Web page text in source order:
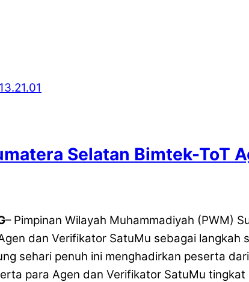
Selatan Bimtek-ToT
– Pimpinan Wilayah Muhammadiyah (PWM)
dan Verifikator SatuMu sebagai
sehari penuh ini menghadirkan peserta
para Agen dan Verifikator SatuMu